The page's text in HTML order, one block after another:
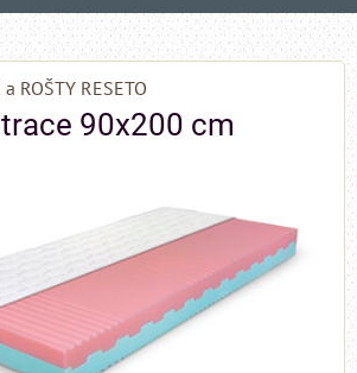
a ROŠTY RESETO
90x200 cm